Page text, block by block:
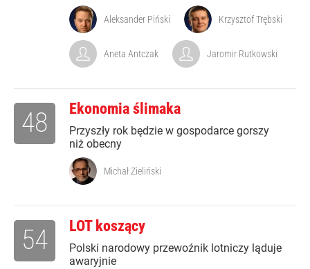
Aleksander Piński Krzysztof Trębski
Aneta Antczak Jaromir Rutkowski
Ekonomia ślimaka
Przyszły rok będzie w gospodarce gorszy
niż obecny
48
Michał Zieliński
LOT koszący
Polski narodowy przewoźnik lotniczy ląduje
awaryjnie
54